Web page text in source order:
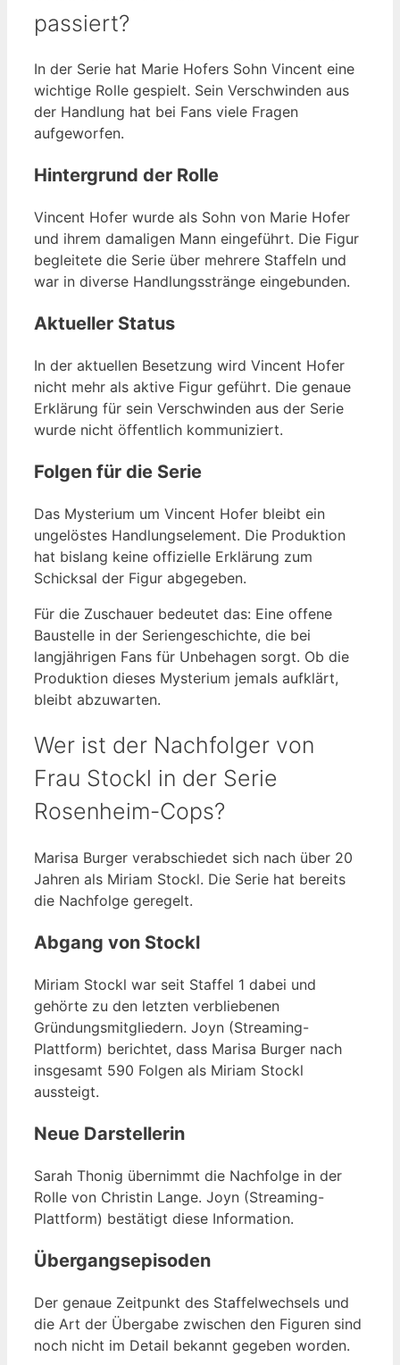
passiert?
In der Serie hat Marie Hofers Sohn Vincent eine
wichtige Rolle gespielt. Sein Verschwinden aus
der Handlung hat bei Fans viele Fragen
aufgeworfen.
Hintergrund der Rolle
Vincent Hofer wurde als Sohn von Marie Hofer
und ihrem damaligen Mann eingeführt. Die Figur
begleitete die Serie über mehrere Staffeln und
war in diverse Handlungsstränge eingebunden.
Aktueller Status
In der aktuellen Besetzung wird Vincent Hofer
nicht mehr als aktive Figur geführt. Die genaue
Erklärung für sein Verschwinden aus der Serie
wurde nicht öffentlich kommuniziert.
Folgen für die Serie
Das Mysterium um Vincent Hofer bleibt ein
ungelöstes Handlungselement. Die Produktion
hat bislang keine offizielle Erklärung zum
Schicksal der Figur abgegeben.
Für die Zuschauer bedeutet das: Eine offene
Baustelle in der Seriengeschichte, die bei
langjährigen Fans für Unbehagen sorgt. Ob die
Produktion dieses Mysterium jemals aufklärt,
bleibt abzuwarten.
Wer ist der Nachfolger von
Frau Stockl in der Serie
Rosenheim-Cops?
Marisa Burger verabschiedet sich nach über 20
Jahren als Miriam Stockl. Die Serie hat bereits
die Nachfolge geregelt.
Abgang von Stockl
Miriam Stockl war seit Staffel 1 dabei und
gehörte zu den letzten verbliebenen
Gründungsmitgliedern. Joyn (Streaming-
Plattform) berichtet, dass Marisa Burger nach
insgesamt 590 Folgen als Miriam Stockl
aussteigt.
Neue Darstellerin
Sarah Thonig übernimmt die Nachfolge in der
Rolle von Christin Lange. Joyn (Streaming-
Plattform) bestätigt diese Information.
Übergangsepisoden
Der genaue Zeitpunkt des Staffelwechsels und
die Art der Übergabe zwischen den Figuren sind
noch nicht im Detail bekannt gegeben worden.